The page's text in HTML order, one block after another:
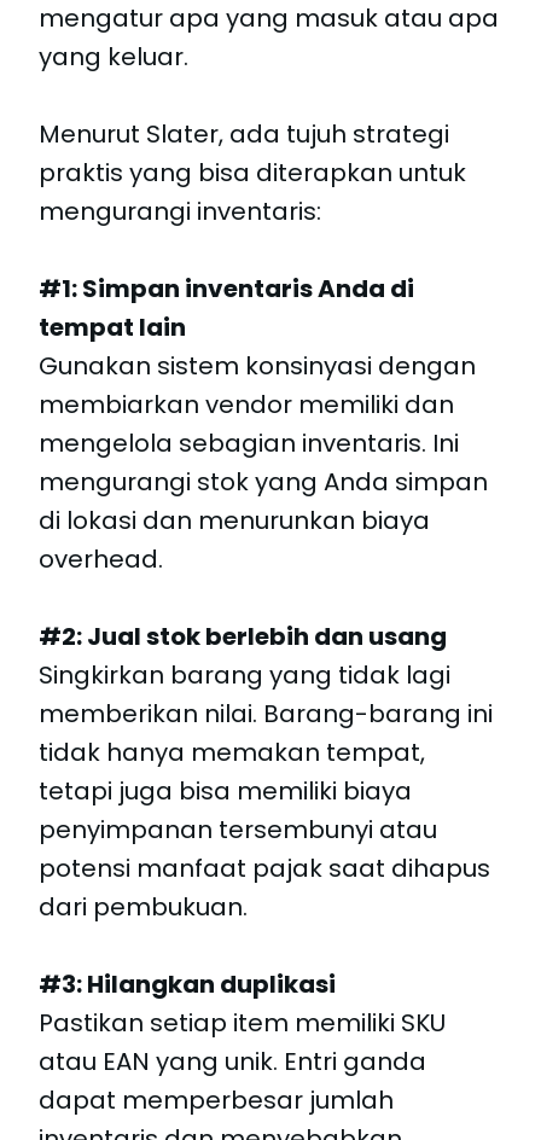
mengatur apa yang masuk atau apa
yang keluar.
Menurut Slater, ada tujuh strategi
praktis yang bisa diterapkan untuk
mengurangi inventaris:
#1: Simpan inventaris Anda di
tempat lain
Gunakan sistem konsinyasi dengan
membiarkan vendor memiliki dan
mengelola sebagian inventaris. Ini
mengurangi stok yang Anda simpan
di lokasi dan menurunkan biaya
overhead.
#2: Jual stok berlebih dan usang
Singkirkan barang yang tidak lagi
memberikan nilai. Barang-barang ini
tidak hanya memakan tempat,
tetapi juga bisa memiliki biaya
penyimpanan tersembunyi atau
potensi manfaat pajak saat dihapus
dari pembukuan.
#3: Hilangkan duplikasi
Pastikan setiap item memiliki SKU
atau EAN yang unik. Entri ganda
dapat memperbesar jumlah